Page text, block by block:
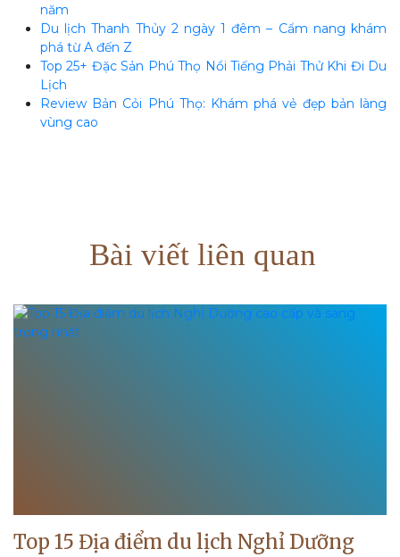
năm
Du lịch Thanh Thủy 2 ngày 1 đêm – Cẩm nang khám
phá từ A đến Z
Top 25+ Đặc Sản Phú Thọ Nổi Tiếng Phải Thử Khi Đi Du
Lịch
Review Bản Cỏi Phú Thọ: Khám phá vẻ đẹp bản làng
vùng cao
Bài viết liên quan
Top 15 Địa điểm du lịch Nghỉ Dưỡng